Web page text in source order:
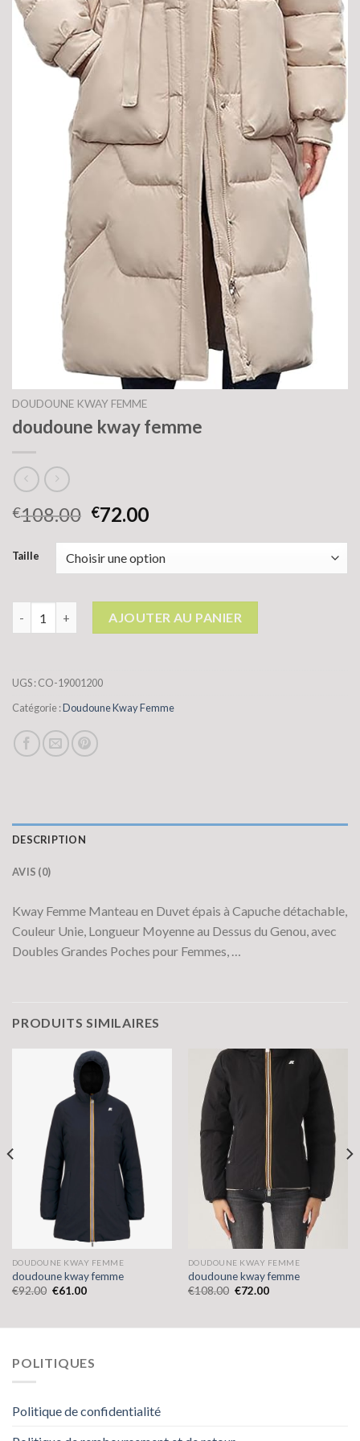
DOUDOUNE KWAY FEMME
doudoune kway femme
€108.00 €72.00
Taille
AJOUTER AU PANIER
UGS :CO-19001200
Catégorie :Doudoune Kway Femme
DESCRIPTION
AVIS (0)
Kway Femme Manteau en Duvet épais à Capuche détachable,
Couleur Unie, Longueur Moyenne au Dessus du Genou, avec
Doubles Grandes Poches pour Femmes, …
PRODUITS SIMILAIRES
DOUDOUNE KWAY FEMME
doudoune kway femme
€92.00 €61.00
DOUDOUNE KWAY FEMME
doudoune kway femme
€108.00 €72.00
POLITIQUES
Politique de confidentialité